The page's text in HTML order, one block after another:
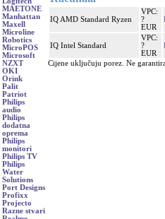
MAETONE
Manhattan
Maxell
Microline
Robotics
MicroPOS
Microsoft
NZXT
OKI
Orink
Palit
Patriot
Philips
audio
Philips
dodatna
oprema
Philips
monitori
Philips TV
Philips
Water
Solutions
Port Designs
Profixx
Projecto
Razne stvari
IQ AMD Standard Ryzen
VPC:
?
EUR
IQ Intel Standard
VPC:
?
EUR
Cijene uključuju porez. Ne